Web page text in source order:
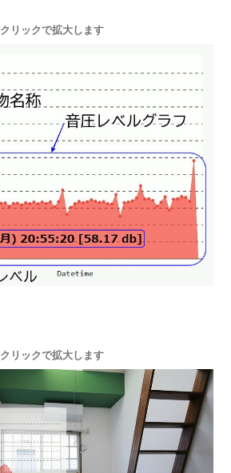
クリックで拡大します
クリックで拡大します